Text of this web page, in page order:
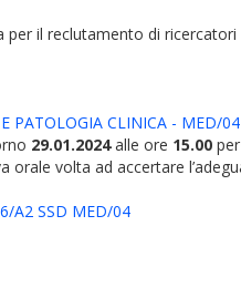
per il reclutamento di
PATOLOGIA CLINICA - MED/04
29.01.2024alle ore 15.00
orale volta ad accertare
A2 SSD MED/04